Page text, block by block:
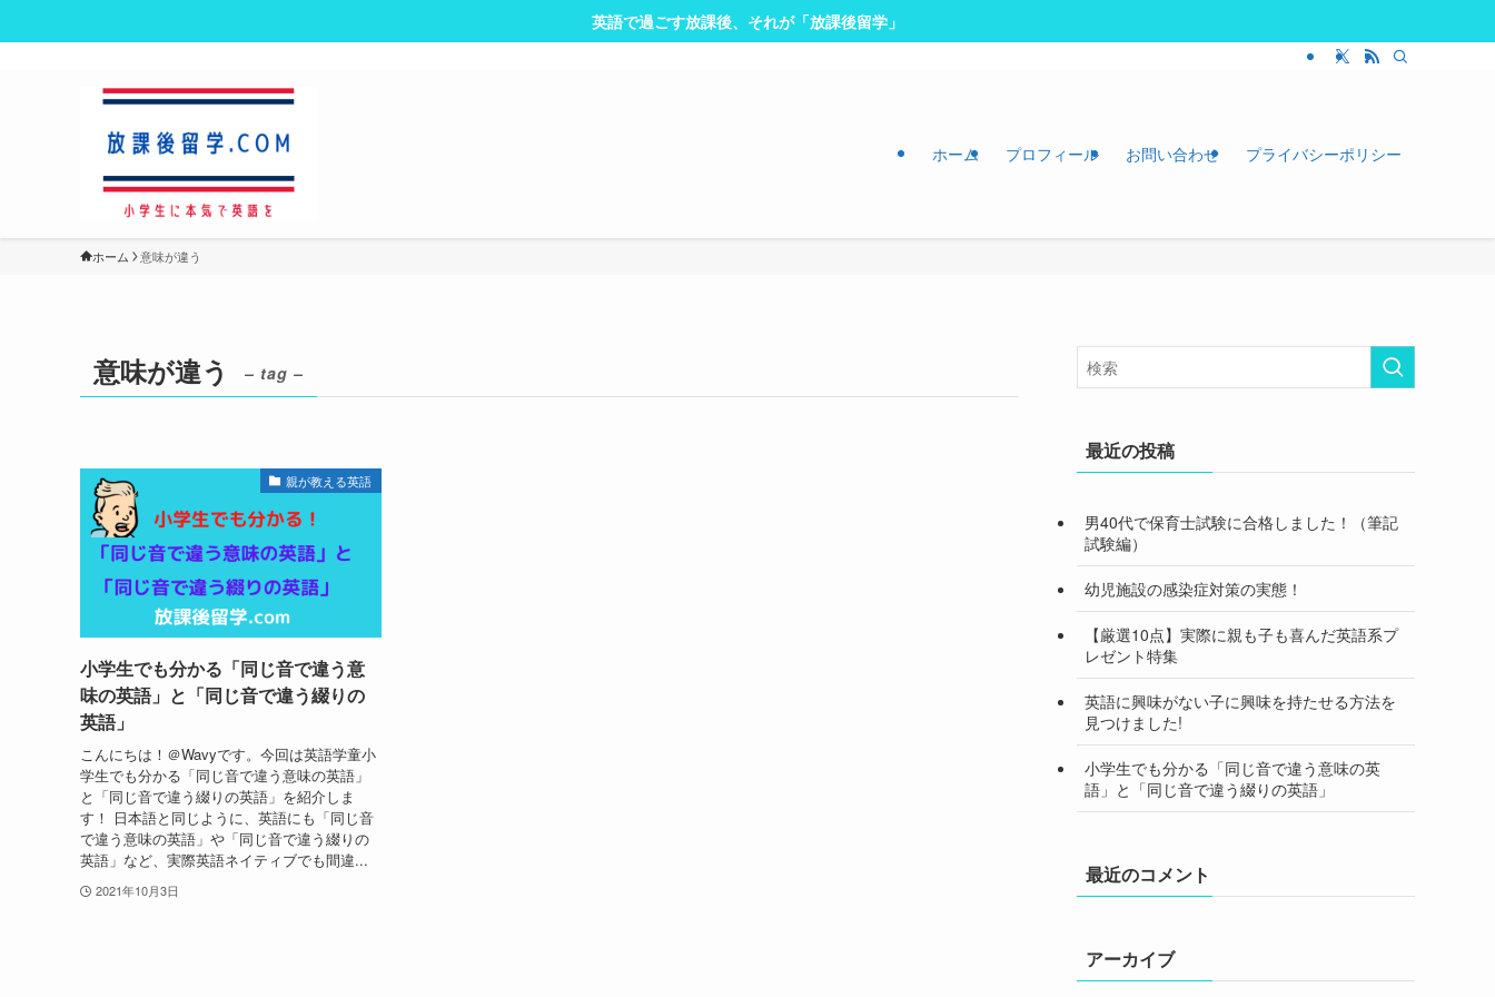
英語で過ごす放課後、それが「放課後留学」
ホーム プロフィール お問い合わせ プライバシーポリシー
ホーム 意味が違う
意味が違う – tag –
親が教える英語
小学生でも分かる「同じ音で違う意
味の英語」と「同じ音で違う綴りの
英語」
こんにちは！＠Wavyです。今回は英語学童小
学生でも分かる「同じ音で違う意味の英語」
と「同じ音で違う綴りの英語」を紹介しま
す！ 日本語と同じように、英語にも「同じ音
で違う意味の英語」や「同じ音で違う綴りの
英語」など、実際英語ネイティブでも間違...
2021年10月3日
最近の投稿
男40代で保育士試験に合格しました！（筆記
試験編）
幼児施設の感染症対策の実態！
【厳選10点】実際に親も子も喜んだ英語系プ
レゼント特集
英語に興味がない子に興味を持たせる方法を
見つけました!
小学生でも分かる「同じ音で違う意味の英
語」と「同じ音で違う綴りの英語」
最近のコメント
アーカイブ